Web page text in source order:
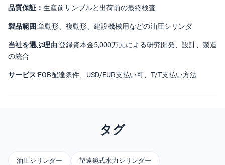
品質保証： 生産前サンプルと出荷前の最終検査
製品範囲:単動形、複動形、建設機械用などの油圧シリンダ
当社を選ぶ理由:登録資本金5,000万元による研究開発、設計、製造
の統合
サービス:FOB配達条件、USD/EUR支払い可、T/T支払い方法
タグ
油圧シリンダー 望遠鏡式水力シリンダー